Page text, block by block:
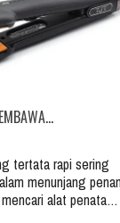
tertata rapi sering
menunjang
alat penata…